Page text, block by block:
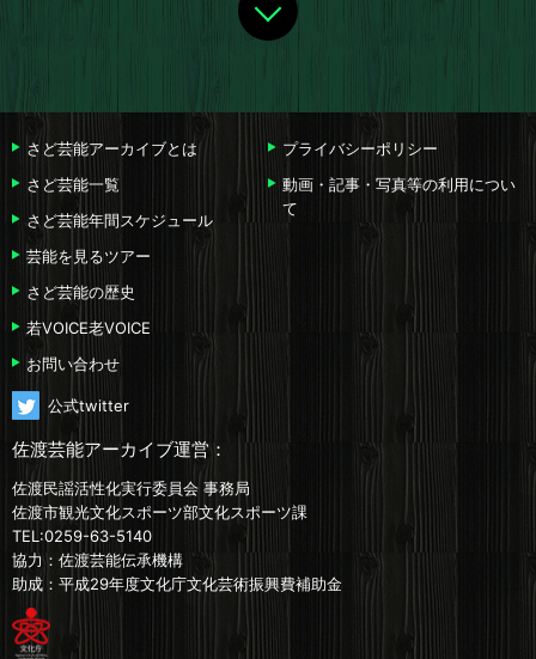
さど芸能アーカイブとは
さど芸能一覧
さど芸能年間スケジュール
芸能を見るツアー
さど芸能の歴史
若VOICE老VOICE
お問い合わせ
プライバシーポリシー
動画・記事・写真等の利用につい
て
公式twitter
佐渡芸能アーカイブ運営：
佐渡民謡活性化実行委員会 事務局
佐渡市観光文化スポーツ部文化スポーツ課
TEL:0259-63-5140
協力：佐渡芸能伝承機構
助成：平成29年度文化庁文化芸術振興費補助金